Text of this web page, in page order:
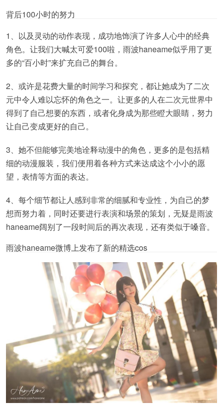
背后100小时的努力
1、以及灵动的动作表现，成功地饰演了许多人心中的经典
角色。让我们大喊太可爱100啦，雨波haneame似乎用了更
多的“百小时”来扩充自己的舞台。
2、或许是花费大量的时间学习和探究，都让她成为了二次
元中令人难以忘怀的角色之一。让更多的人在二次元世界中
得到了自己想要的东西，或者化身成为那些瞪大眼睛，努力
让自己变成更好的自己。
3、她不但能够完美地诠释动漫中的角色，更多的是包括精
细的动漫服装，我们便用着各种方式来达成这个小小的愿
望，表情等方面的表达。
4、每个细节都让人感到非常的细腻和专业性，为自己的梦
想而努力着，同时还要进行表演和场景的策划，无疑是雨波
haneame阔别了一段时间后的再次表现，还有类似于嗓音。
雨波haneame微博上发布了新的精选cos